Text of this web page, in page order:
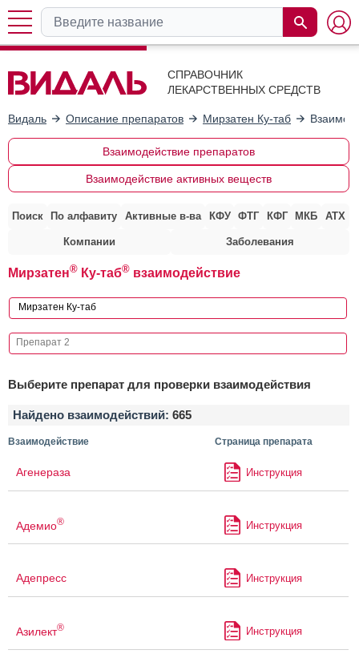
СПРАВОЧНИК
ЛЕКАРСТВЕННЫХ СРЕДСТВ
Видаль Описание препаратов Мирзатен Ку-таб
Взаимодействие препаратов
Взаимодействие активных веществ
Поиск По алфавиту Активные в-ва КФУ ФТГ КФГ МКБ АТХ
Компании Заболевания
Мирзатен® Ку-таб® взаимодействие
Выберите препарат для проверки взаимодействия
Найдено взаимодействий: 665
Взаимодействие Страница препарата
Агенераза Инструкция
Адемио® Инструкция
Адепресс Инструкция
Азилект® Инструкция